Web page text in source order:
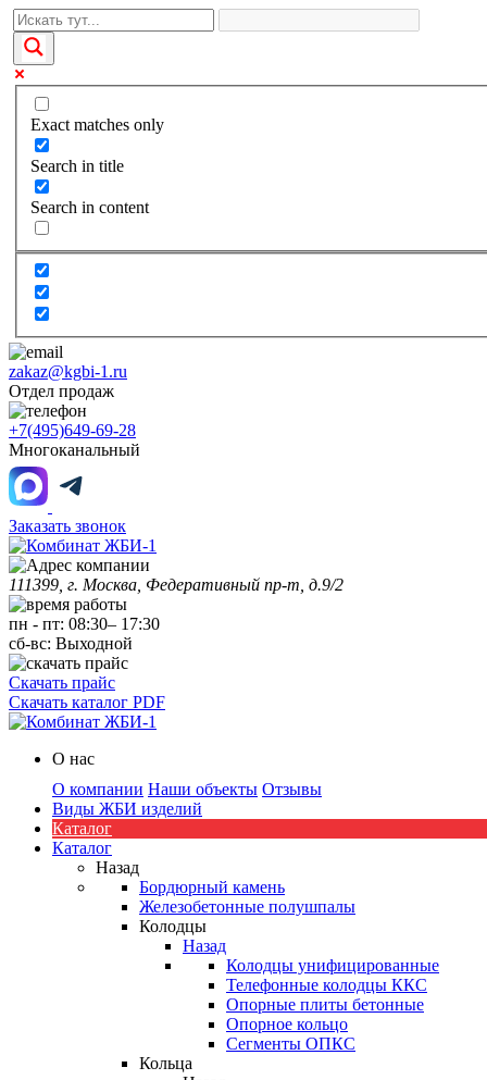
Exact matches only
Search in title
Search in content
zakaz@kgbi-1.ru
Отдел продаж
+7(495)649-69-28
Многоканальный
Заказать звонок
111399, г. Москва, Федеративный пр-т, д.9/2
пн - пт: 08:30– 17:30
сб-вс: Выходной
Скачать прайс
Скачать каталог PDF
О нас
О компании Наши объекты Отзывы
Виды ЖБИ изделий
Каталог
Каталог
Назад
Бордюрный камень
Железобетонные полушпалы
Колодцы
Назад
Колодцы унифицированные
Телефонные колодцы ККС
Опорные плиты бетонные
Опорное кольцо
Сегменты ОПКС
Кольца